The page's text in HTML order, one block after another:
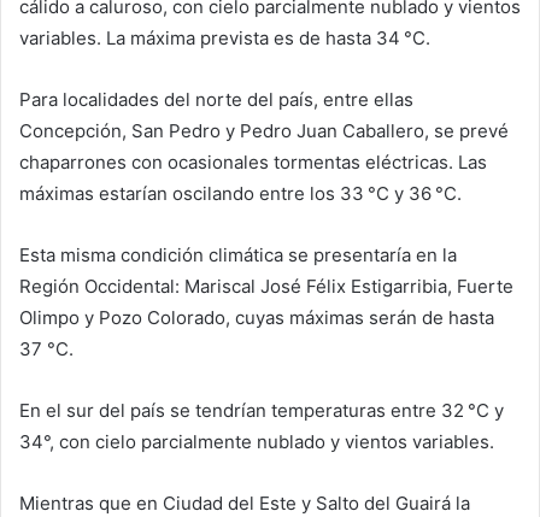
cálido a caluroso, con cielo parcialmente nublado y vientos
variables. La máxima prevista es de hasta 34 °C.
Para localidades del norte del país, entre ellas
Concepción, San Pedro y Pedro Juan Caballero, se prevé
chaparrones con ocasionales tormentas eléctricas. Las
máximas estarían oscilando entre los 33 °C y 36 °C.
Esta misma condición climática se presentaría en la
Región Occidental: Mariscal José Félix Estigarribia, Fuerte
Olimpo y Pozo Colorado, cuyas máximas serán de hasta
37 °C.
En el sur del país se tendrían temperaturas entre 32 °C y
34°, con cielo parcialmente nublado y vientos variables.
Mientras que en Ciudad del Este y Salto del Guairá la